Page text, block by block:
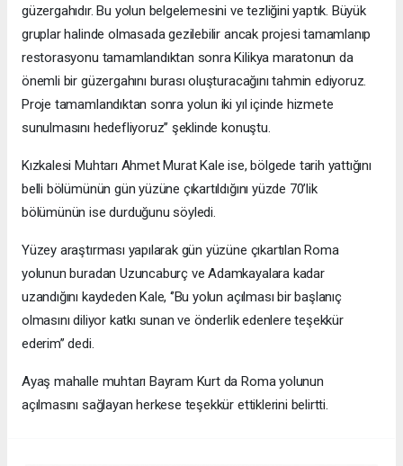
güzergahıdır. Bu yolun belgelemesini ve tezliğini yaptık. Büyük
gruplar halinde olmasada gezilebilir ancak projesi tamamlanıp
restorasyonu tamamlandıktan sonra Kilikya maratonun da
önemli bir güzergahını burası oluşturacağını tahmin ediyoruz.
Proje tamamlandıktan sonra yolun iki yıl içinde hizmete
sunulmasını hedefliyoruz’’ şeklinde konuştu.
Kızkalesi Muhtarı Ahmet Murat Kale ise, bölgede tarih yattığını
belli bölümünün gün yüzüne çıkartıldığını yüzde 70’lik
bölümünün ise durduğunu söyledi.
Yüzey araştırması yapılarak gün yüzüne çıkartılan Roma
yolunun buradan Uzuncaburç ve Adamkayalara kadar
uzandığını kaydeden Kale, ‘’Bu yolun açılması bir başlanıç
olmasını diliyor katkı sunan ve önderlik edenlere teşekkür
ederim’’ dedi.
Ayaş mahalle muhtarı Bayram Kurt da Roma yolunun
açılmasını sağlayan herkese teşekkür ettiklerini belirtti.